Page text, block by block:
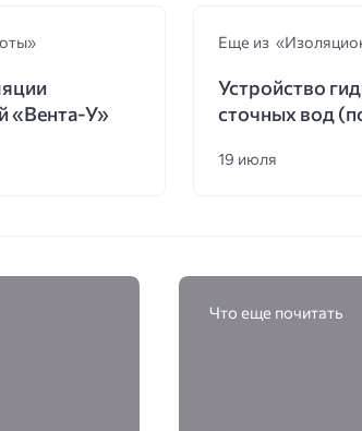
«Вента-У»
Еще из
Устройство
сточных вод
19 июля
Что еще почитать